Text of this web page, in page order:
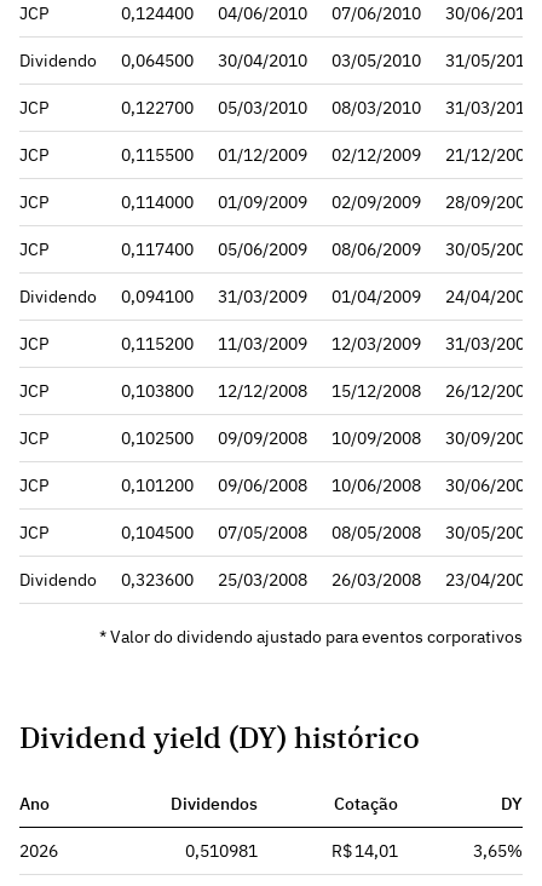
JCP 0,124400 04/06/2010 07/06/2010 30/06/2010
Dividendo 0,064500 30/04/2010 03/05/2010 31/05/2010
JCP 0,122700 05/03/2010 08/03/2010 31/03/2010
JCP 0,115500 01/12/2009 02/12/2009 21/12/2009
JCP 0,114000 01/09/2009 02/09/2009 28/09/2009
JCP 0,117400 05/06/2009 08/06/2009 30/05/2009
Dividendo 0,094100 31/03/2009 01/04/2009 24/04/2009
JCP 0,115200 11/03/2009 12/03/2009 31/03/2009
JCP 0,103800 12/12/2008 15/12/2008 26/12/2008
JCP 0,102500 09/09/2008 10/09/2008 30/09/2008
JCP 0,101200 09/06/2008 10/06/2008 30/06/2008
JCP 0,104500 07/05/2008 08/05/2008 30/05/2008
Dividendo 0,323600 25/03/2008 26/03/2008 23/04/2008
* Valor do dividendo ajustado para eventos corporativos
Dividend yield (DY) histórico
Ano Dividendos Cotação DY
2026 0,510981 R$ 14,01 3,65%